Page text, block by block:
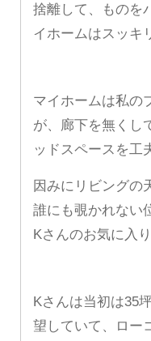
捨離して、ものを
イホームはスッキ
マイホームは私の
が、廊下を無くし
ッドスペースを工
因みにリビングの
誰にも覗かれない
Kさんのお気に入り
Kさんは当初は35
望していて、ロー